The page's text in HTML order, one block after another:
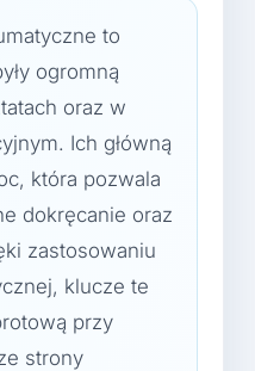
to
ogromną
oraz w
Ich główną
która pozwala
dokręcanie oraz
zastosowaniu
klucze te
przy
strony